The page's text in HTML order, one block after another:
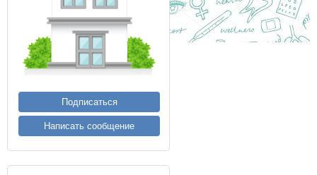
Подписаться
Написать сообщение